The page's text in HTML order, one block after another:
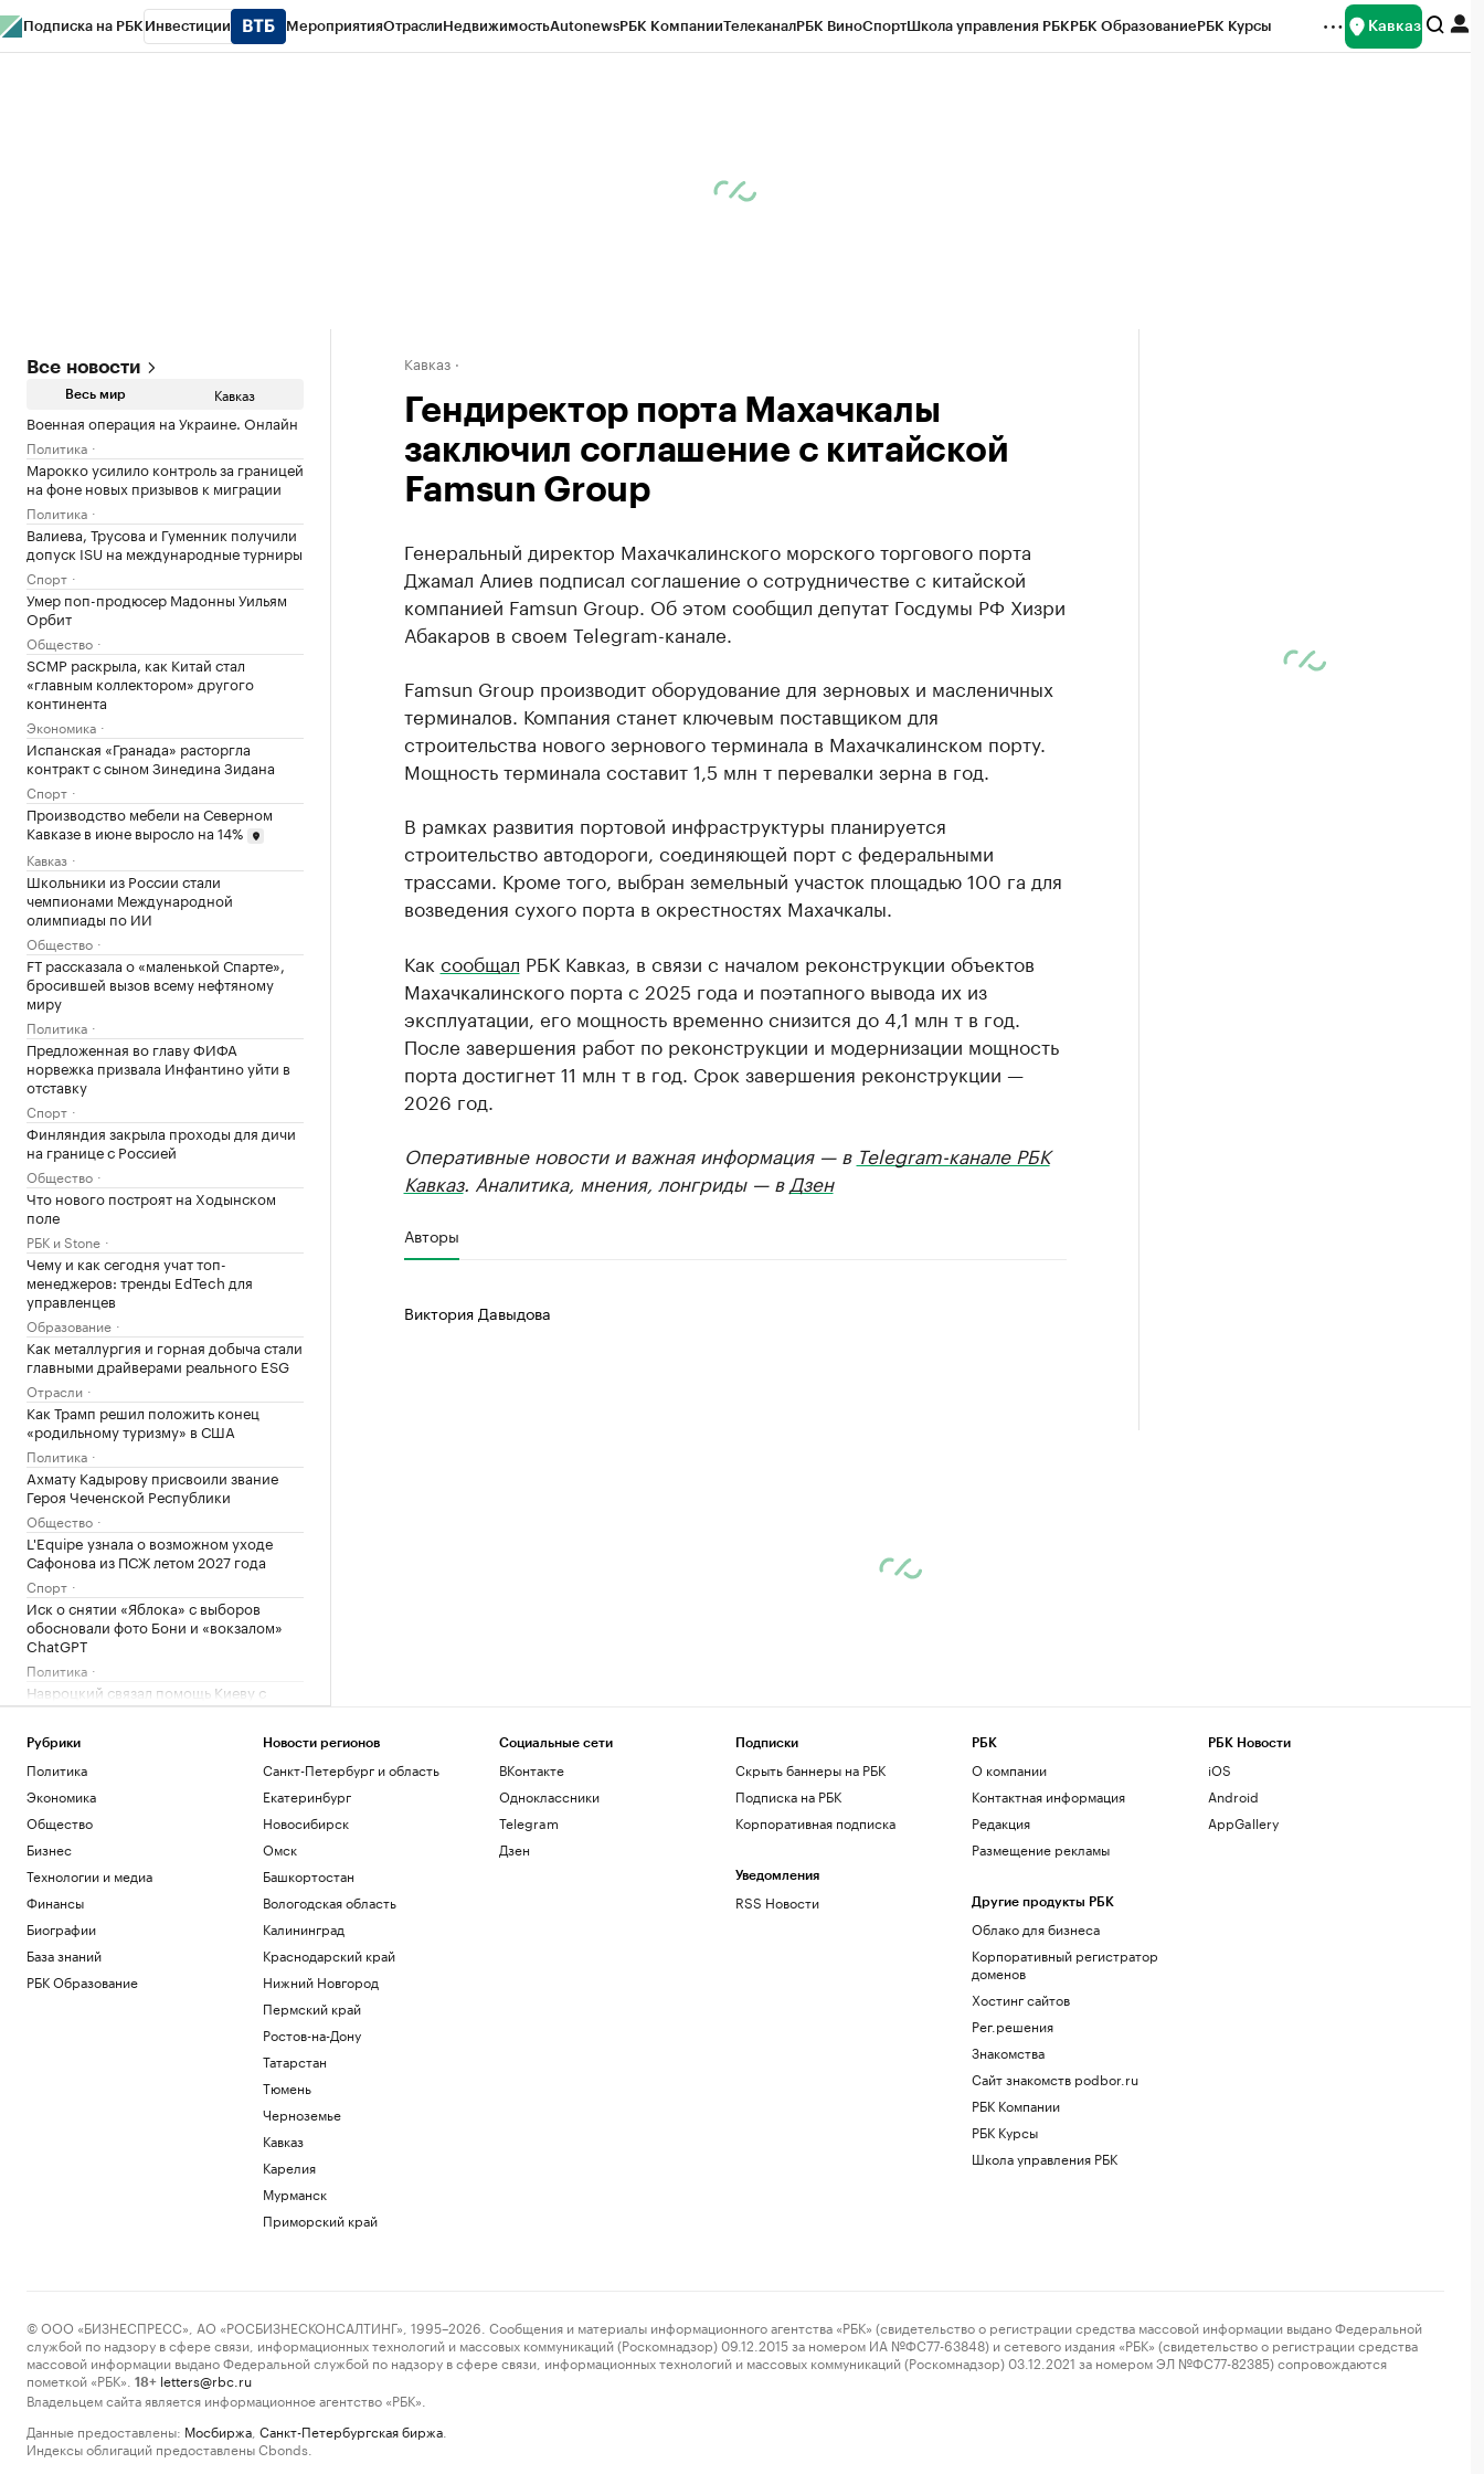
Подписка на РБК Инвестиции МероприятияОтраслиНедвижимостьAutonewsРБК КомпанииТелеканалРБК ВиноСпортШкола управления РБКРБК ОбразованиеРБК Курсы Кавказ
Все новости
Весь мир Кавказ
Военная операция на Украине. Онлайн
Политика
Марокко усилило контроль за границей
на фоне новых призывов к миграции
Политика
Валиева, Трусова и Гуменник получили
допуск ISU на международные турниры
Спорт
Умер поп-продюсер Мадонны Уильям
Орбит
Общество
SCMP раскрыла, как Китай стал
«главным коллектором» другого
континента
Экономика
Испанская «Гранада» расторгла
контракт с сыном Зинедина Зидана
Спорт
Производство мебели на Северном
Кавказе в июне выросло на 14%
Кавказ
Школьники из России стали
чемпионами Международной
олимпиады по ИИ
Общество
FT рассказала о «маленькой Спарте»,
бросившей вызов всему нефтяному
миру
Политика
Предложенная во главу ФИФА
норвежка призвала Инфантино уйти в
отставку
Спорт
Финляндия закрыла проходы для дичи
на границе с Россией
Общество
Что нового построят на Ходынском
поле
РБК и Stone
Чему и как сегодня учат топ-
менеджеров: тренды EdTech для
управленцев
Образование
Как металлургия и горная добыча стали
главными драйверами реального ESG
Отрасли
Как Трамп решил положить конец
«родильному туризму» в США
Политика
Ахмату Кадырову присвоили звание
Героя Чеченской Республики
Общество
L'Equipe узнала о возможном уходе
Сафонова из ПСЖ летом 2027 года
Спорт
Иск о снятии «Яблока» с выборов
обосновали фото Бони и «вокзалом»
ChatGPT
Политика
Навроцкий связал помощь Киеву с
отказом «от флагов Бандеры»
Политика
Взлом на $100 млн и уязвимость
биткоина. События недели на
крипторынке
Крипто
Кавказ
Гендиректор порта Махачкалы
заключил соглашение с китайской
Famsun Group
Генеральный директор Махачкалинского морского торгового порта
Джамал Алиев подписал соглашение о сотрудничестве с китайской
компанией Famsun Group. Об этом сообщил депутат Госдумы РФ Хизри
Абакаров в своем Telegram-канале.
Famsun Group производит оборудование для зерновых и масленичных
терминалов. Компания станет ключевым поставщиком для
строительства нового зернового терминала в Махачкалинском порту.
Мощность терминала составит 1,5 млн т перевалки зерна в год.
В рамках развития портовой инфраструктуры планируется
строительство автодороги, соединяющей порт с федеральными
трассами. Кроме того, выбран земельный участок площадью 100 га для
возведения сухого порта в окрестностях Махачкалы.
Как сообщал РБК Кавказ, в связи с началом реконструкции объектов
Махачкалинского порта с 2025 года и поэтапного вывода их из
эксплуатации, его мощность временно снизится до 4,1 млн т в год.
После завершения работ по реконструкции и модернизации мощность
порта достигнет 11 млн т в год. Срок завершения реконструкции —
2026 год.
Оперативные новости и важная информация — в Telegram-канале РБК
Кавказ. Аналитика, мнения, лонгриды — в Дзен
Авторы
Виктория Давыдова
Рубрики
Политика
Экономика
Общество
Бизнес
Технологии и медиа
Финансы
Биографии
База знаний
РБК Образование
Новости регионов
Санкт-Петербург и область
Екатеринбург
Новосибирск
Омск
Башкортостан
Вологодская область
Калининград
Краснодарский край
Нижний Новгород
Пермский край
Ростов-на-Дону
Татарстан
Тюмень
Черноземье
Кавказ
Карелия
Мурманск
Приморский край
Социальные сети
ВКонтакте
Одноклассники
Telegram
Дзен
Подписки
Скрыть баннеры на РБК
Подписка на РБК
Корпоративная подписка
Уведомления
RSS Новости
РБК
О компании
Контактная информация
Редакция
Размещение рекламы
Другие продукты РБК
Облако для бизнеса
Корпоративный регистратор
доменов
Хостинг сайтов
Рег.решения
Знакомства
Сайт знакомств podbor.ru
РБК Компании
РБК Курсы
Школа управления РБК
РБК Новости
iOS
Android
AppGallery
© ООО «БИЗНЕСПРЕСС», АО «РОСБИЗНЕСКОНСАЛТИНГ», 1995–2026. Сообщения и материалы информационного агентства «РБК» (свидетельство о регистрации средства массовой информации выдано Федеральной
службой по надзору в сфере связи, информационных технологий и массовых коммуникаций (Роскомнадзор) 09.12.2015 за номером ИА №ФС77-63848) и сетевого издания «РБК» (свидетельство о регистрации средства
массовой информации выдано Федеральной службой по надзору в сфере связи, информационных технологий и массовых коммуникаций (Роскомнадзор) 03.12.2021 за номером ЭЛ №ФС77-82385) сопровождаются
пометкой «РБК».
18+ letters@rbc.ru
Владельцем сайта является информационное агентство «РБК».
Данные предоставлены: Мосбиржа Санкт-Петербургская биржа
Индексы облигаций предоставлены Cbonds.